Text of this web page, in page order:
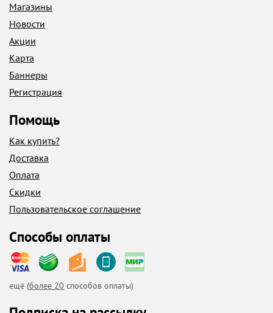
Магазины
Новости
Акции
Карта
Баннеры
Регистрация
Помощь
Как купить?
Доставка
Оплата
Скидки
Пользовательское соглашение
Способы оплаты
ещё (более 20 способов оплаты)